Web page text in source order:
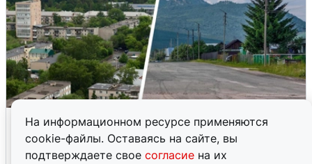
На информационном ресурсе применяются
cookie-файлы. Оставаясь на сайте, вы
подтверждаете свое согласие на их
«Продолжайте жить обычной
жизнью»: беспилотная опасность
Прикамья